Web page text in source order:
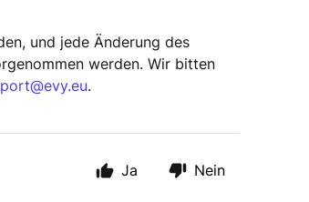
und jede Änderung des
werden. Wir bitten
.
Ja Nein